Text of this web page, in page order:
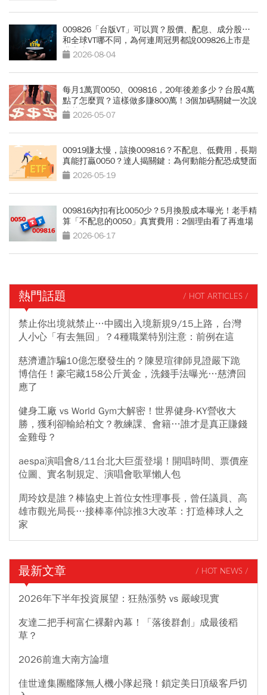
009826「台版VT」可以買？股價、配息、成分股…
和全球VT哪不同，為何連周冠男都說009826上市是
邁大步？
2026-08-04
每月1萬買0050、009816，20年後差多少？台股4萬
點了怎麼買？這樣做多賺800萬！3個加碼關鍵一次說
清楚2026-05-07
00919賺太慢，該換009816？不配息、低費用，長期
真能打贏0050？達人揭關鍵：為何動能分配恐成雙面
刃 2026-05-19
009816內扣有比0050少？5月換股成本曝光！老手精
算「不配息的0050」真實費用：2個理由看了再進場
2026-06-17
熱門話題 / HOT ARTICLES /
禁止你出境就禁止…中國出入境新規9/15上路，台灣
人小心「有去無回」？4種職業特別注意：前例在這
慈濟遭詐騙10億怎麼發生的？陳昱瑄律師見證嚴下跪
博信任！豪宅藏158公斤黃金，洗錢手法曝光…慈濟回
應了
健身工廠 vs World Gym大解密！世界健身-KY營收大
勝，獲利卻輸給柏文？教練課、會籍…誰才是真正賺錢
金雞母？
aespa演唱會8/11台北大巨蛋登場！開唱時間、票價座
位圖、實名制規定、演唱會歌單懶人包
周玲妏是誰？棒協史上首位女性理事長，曾任議員、高
雄市觀光局長…接棒辜仲諒推3大改革：打造棒球人之
家
最新文章 / HOT NEWS /
2026年下半年投資展望：狂熱漲勢 vs 嚴峻現實
友達二把手柯富仁裸辭內幕！「落後群創」成最後稻
草？
2026前進大南方論壇
佳世達集團艦隊無人機小隊起飛！鎖定美日頂級客戶切